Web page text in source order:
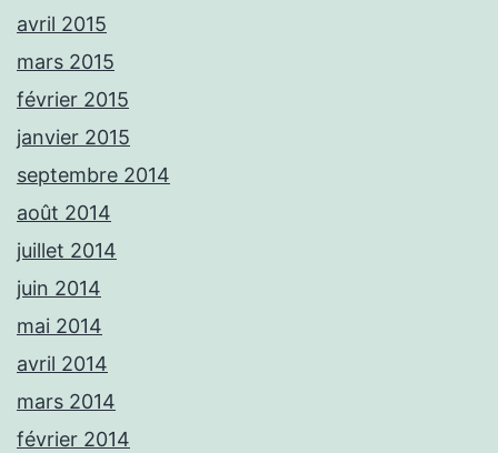
avril 2015
mars 2015
février 2015
janvier 2015
septembre 2014
août 2014
juillet 2014
juin 2014
mai 2014
avril 2014
mars 2014
février 2014